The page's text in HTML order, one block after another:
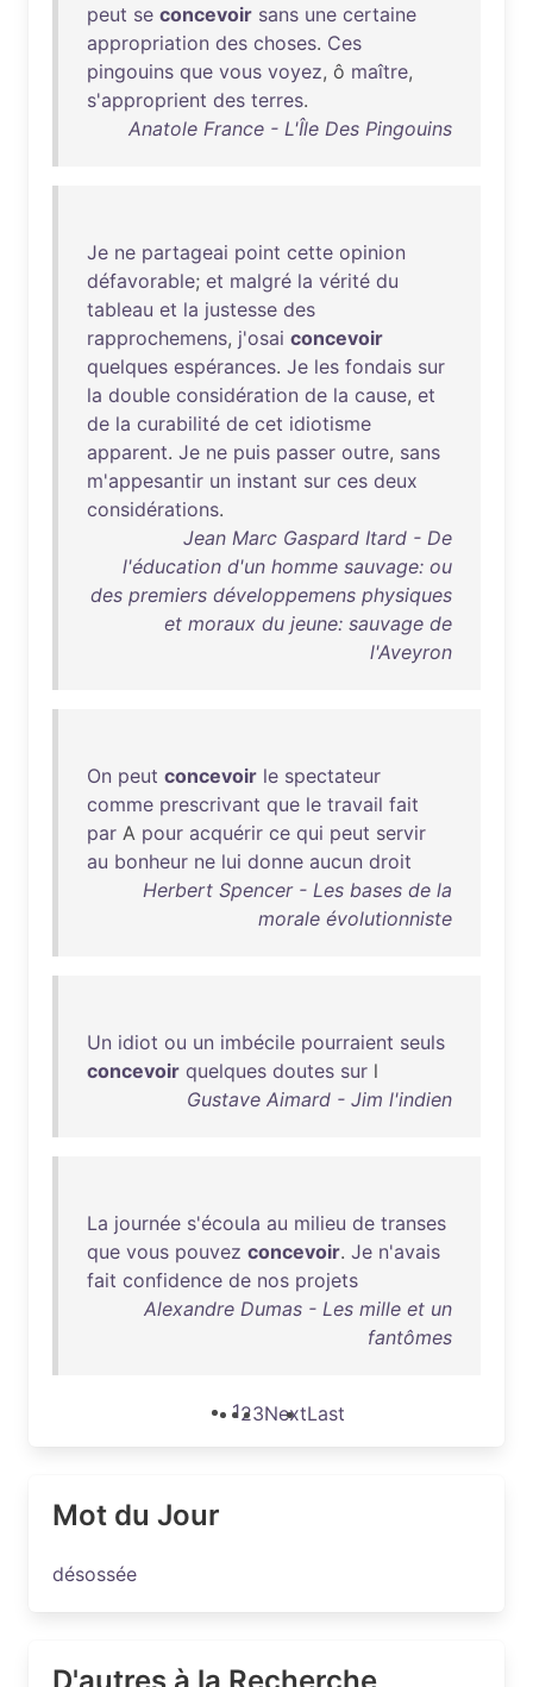
peut se concevoir sans une certaine
appropriation des choses. Ces
pingouins que vous voyez, ô maître,
s'approprient des terres.
Anatole France - L'Île Des Pingouins
Je ne partageai point cette opinion
défavorable; et malgré la vérité du
tableau et la justesse des
rapprochemens, j'osai concevoir
quelques espérances. Je les fondais sur
la double considération de la cause, et
de la curabilité de cet idiotisme
apparent. Je ne puis passer outre, sans
m'appesantir un instant sur ces deux
considérations.
Jean Marc Gaspard Itard - De
l'éducation d'un homme sauvage: ou
des premiers développemens physiques
et moraux du jeune: sauvage de
l'Aveyron
On peut concevoir le spectateur
comme prescrivant que le travail fait
par A pour acquérir ce qui peut servir
au bonheur ne lui donne aucun droit
Herbert Spencer - Les bases de la
morale évolutionniste
Un idiot ou un imbécile pourraient seuls
concevoir quelques doutes sur l
Gustave Aimard - Jim l'indien
La journée s'écoula au milieu de transes
que vous pouvez concevoir. Je n'avais
fait confidence de nos projets
Alexandre Dumas - Les mille et un
fantômes
123NextLast
Mot du Jour
désossée